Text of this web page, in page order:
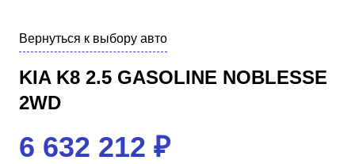
Вернуться к выбору авто
KIA K8 2.5 GASOLINE NOBLESSE
2WD
6 632 212 ₽